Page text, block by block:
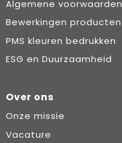
Algemene voorwaarden
Bewerkingen producten
PMS kleuren bedrukken
ESG en Duurzaamheid
Over ons
Onze missie
Vacature